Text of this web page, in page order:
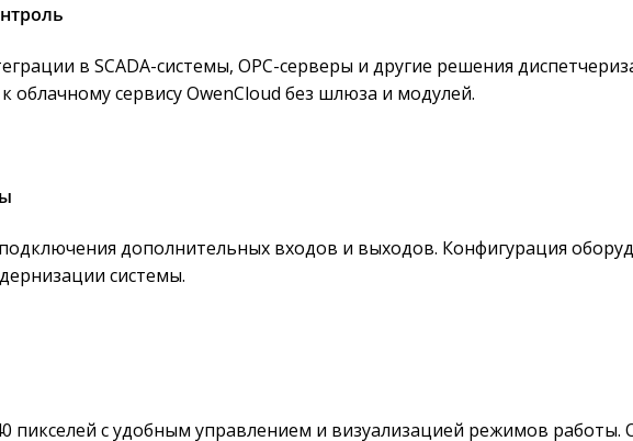
в SCADA-системы, OPC-серверы и другие решения
облачному сервису OwenCloud без шлюза и модулей.
дополнительных входов и выходов. Конфигурация
системы.
пикселей с удобным управлением и визуализацией режимов